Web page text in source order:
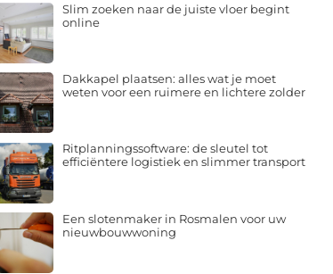
Slim zoeken naar de juiste vloer begint
online
Dakkapel plaatsen: alles wat je moet
weten voor een ruimere en lichtere zolder
Ritplanningssoftware: de sleutel tot
efficiëntere logistiek en slimmer transport
Een slotenmaker in Rosmalen voor uw
nieuwbouwwoning